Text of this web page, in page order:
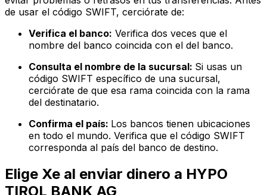
de usar el código SWIFT, cerciórate de:
Verifica el banco: Verifica dos veces que el
nombre del banco coincida con el del banco.
Consulta el nombre de la sucursal: Si usas un
código SWIFT específico de una sucursal,
cerciórate de que esa rama coincida con la rama
del destinatario.
Confirma el país: Los bancos tienen ubicaciones
en todo el mundo. Verifica que el código SWIFT
corresponda al país del banco de destino.
Elige Xe al enviar dinero a HYPO
TIROL BANK AG